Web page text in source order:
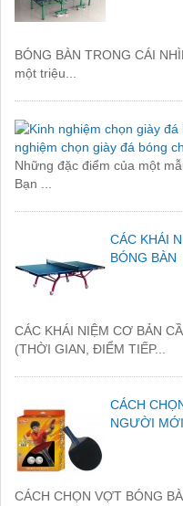
BÓNG BÀN TRONG CÁI
một triệu...
nghiệm chọn giày đá bóng
Những đặc điểm của một
Bạn ...
CÁC KHÁI
BÓNG BÀN
CÁC KHÁI NIỆM CƠ BẢN
(THỜI GIAN, ĐIỂM TIẾP...
CÁCH
NGƯỜI
CÁCH CHỌN VỢT BÓNG